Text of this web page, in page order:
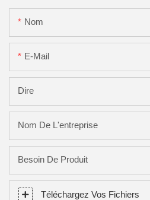
Nom
E-Mail
Dire
Nom De L'entreprise
Besoin De Produit
Téléchargez Vos Fichiers